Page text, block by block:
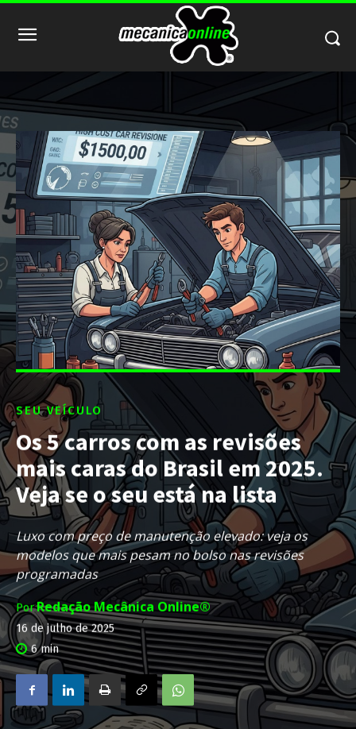
SEU VEÍCULO
Os 5 carros com as revisões
mais caras do Brasil em 2025.
Veja se o seu está na lista
Luxo com preço de manutenção elevado: veja os
modelos que mais pesam no bolso nas revisões
programadas
PorRedação Mecânica Online®
16 de julho de 2025
6min